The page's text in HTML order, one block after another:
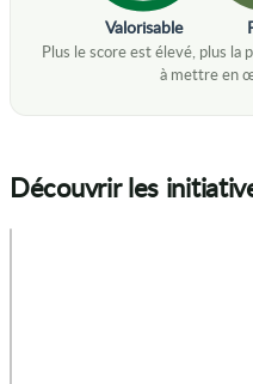
Valorisable
Découvrir les